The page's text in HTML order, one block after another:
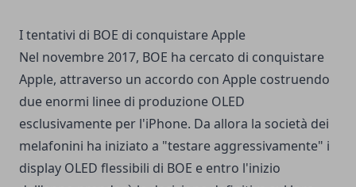
I tentativi di BOE di conquistare Apple
Nel novembre 2017, BOE ha cercato di conquistare
Apple, attraverso un accordo con Apple costruendo
due enormi linee di produzione OLED
esclusivamente per l'iPhone. Da allora la società dei
melafonini ha iniziato a "testare aggressivamente" i
display OLED flessibili di BOE e entro l'inizio